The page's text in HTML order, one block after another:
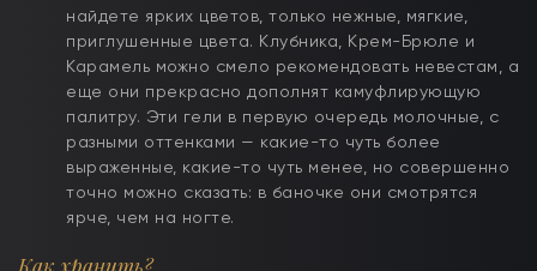
найдете ярких цветов, только нежные, мягкие,
приглушенные цвета. Клубника, Крем-Брюле и
Карамель можно смело рекомендовать невестам, а
еще они прекрасно дополнят камуфлирующую
палитру. Эти гели в первую очередь молочные, с
разными оттенками — какие-то чуть более
выраженные, какие-то чуть менее, но совершенно
точно можно сказать: в баночке они смотрятся
ярче, чем на ногте.
Как хранить?